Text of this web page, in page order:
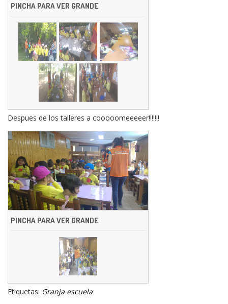
PINCHA PARA VER GRANDE
Despues de los talleres a cooooomeeeeer!!!!!!!
PINCHA PARA VER GRANDE
Etiquetas: Granja escuela